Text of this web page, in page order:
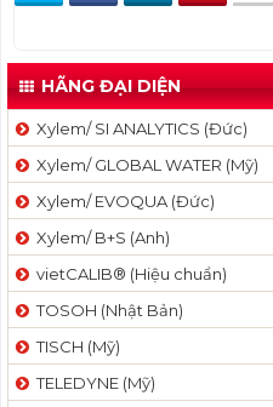
HÃNG ĐẠI DIỆN
Xylem/ SI ANALYTICS (Đức)
Xylem/ GLOBAL WATER (Mỹ)
Xylem/ EVOQUA (Đức)
Xylem/ B+S (Anh)
vietCALIB® (Hiệu chuẩn)
TOSOH (Nhật Bản)
TISCH (Mỹ)
TELEDYNE (Mỹ)